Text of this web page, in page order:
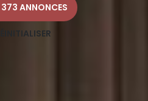
373 ANNONCES
RÉINITIALISER